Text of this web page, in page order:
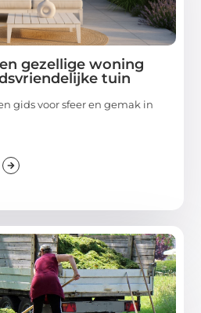
gezellige woning
tuin
gids voor sfeer en gemak in